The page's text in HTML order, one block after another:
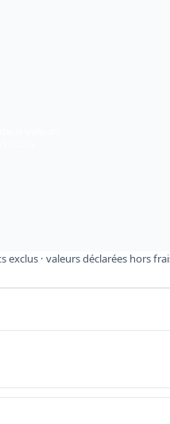
· valeurs déclarées hors